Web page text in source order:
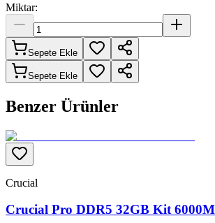
Miktar:
Sepete Ekle
Sepete Ekle
Benzer Ürünler
Crucial
Crucial Pro DDR5 32GB Kit